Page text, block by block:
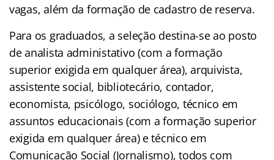
vagas, além da formação de cadastro de reserva.
Para os graduados, a seleção destina-se ao posto
de analista administativo (com a formação
superior exigida em qualquer área), arquivista,
assistente social, bibliotecário, contador,
economista, psicólogo, sociólogo, técnico em
assuntos educacionais (com a formação superior
exigida em qualquer área) e técnico em
Comunicação Social (Jornalismo), todos com